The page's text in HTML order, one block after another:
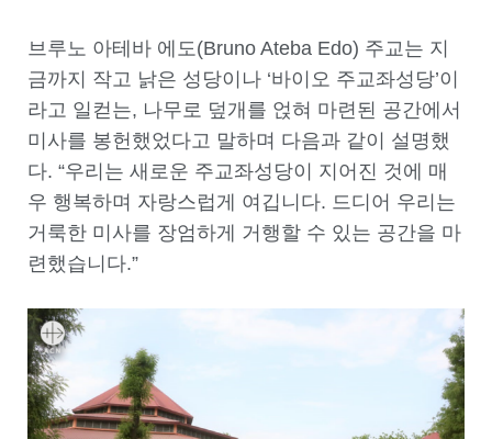
브루노 아테바 에도(Bruno Ateba Edo) 주교는 지
금까지 작고 낡은 성당이나 ‘바이오 주교좌성당’이
라고 일컫는, 나무로 덮개를 얹혀 마련된 공간에서
미사를 봉헌했었다고 말하며 다음과 같이 설명했
다. “우리는 새로운 주교좌성당이 지어진 것에 매
우 행복하며 자랑스럽게 여깁니다. 드디어 우리는
거룩한 미사를 장엄하게 거행할 수 있는 공간을 마
련했습니다.”